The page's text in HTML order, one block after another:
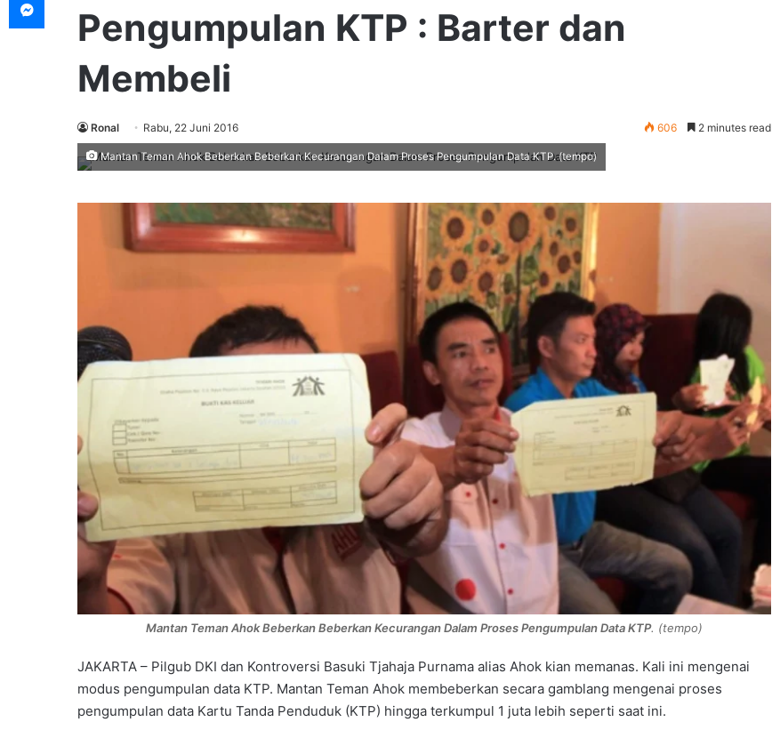
Pengumpulan KTP : Barter dan
Membeli
Ronal Rabu, 22 Juni 2016 606 2 minutes read
Mantan Teman Ahok Beberkan Beberkan Kecurangan Dalam Proses Pengumpulan Data KTP. (tempo)
Mantan Teman Ahok Beberkan Beberkan Kecurangan Dalam Proses Pengumpulan Data KTP. (tempo)
JAKARTA – Pilgub DKI dan Kontroversi Basuki Tjahaja Purnama alias Ahok kian memanas. Kali ini mengenai
modus pengumpulan data KTP. Mantan Teman Ahok membeberkan secara gamblang mengenai proses
pengumpulan data Kartu Tanda Penduduk (KTP) hingga terkumpul 1 juta lebih seperti saat ini.